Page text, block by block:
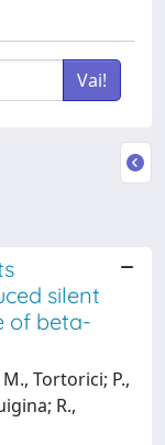
silent
of beta-
Tortorici; P.,
R.,